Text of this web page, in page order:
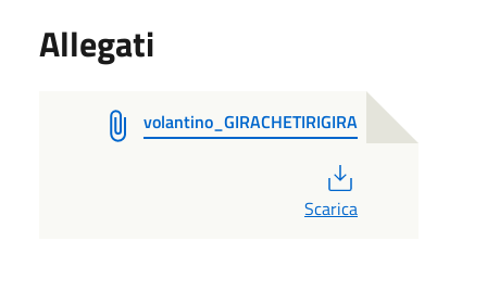
Allegati
volantino_GIRACHETIRIGIRA
Scarica